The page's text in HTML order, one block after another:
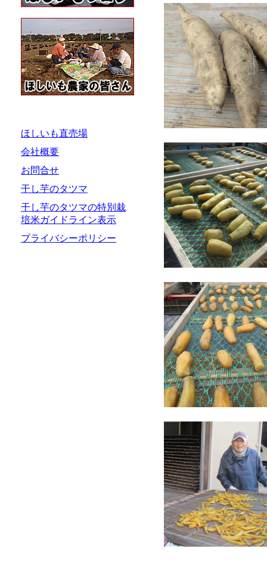
ほしいも直売場
会社概要
お問合せ
干し芋のタツマ
干し芋のタツマの特別栽
培米ガイドライン表示
プライバシーポリシー